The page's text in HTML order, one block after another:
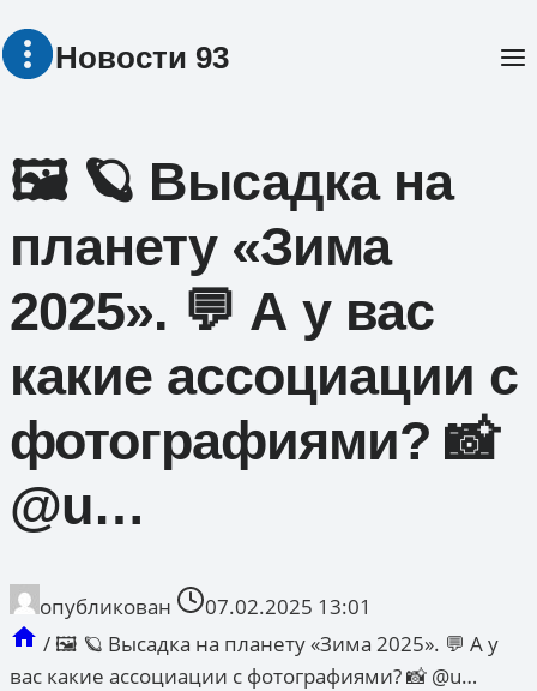
Перейти
Новости 93
🖼 🪐 Высадка на
планету «Зима
2025». 💬 А у вас
какие ассоциации с
фотографиями? 📸
@u…
опубликован
07.02.2025 13:01
/ 🖼 🪐 Высадка на планету «Зима 2025». 💬 А у
вас какие ассоциации с фотографиями? 📸 @u…